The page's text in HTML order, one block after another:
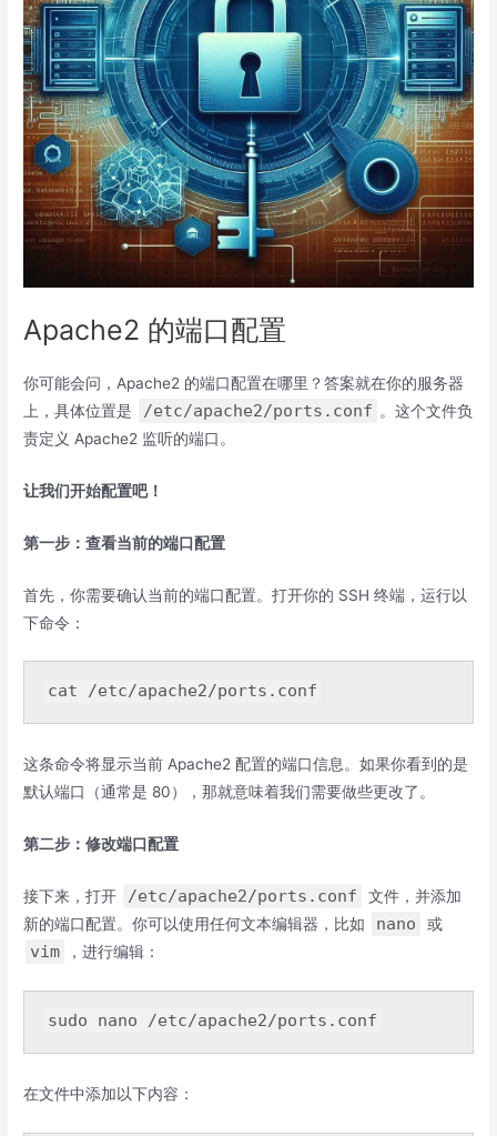
Apache2 的端口配置
你可能会问，Apache2 的端口配置在哪里？答案就在你的服务器
上，具体位置是
/etc/apache2/ports.conf 。这个文件负
责定义 Apache2 监听的端口。
让我们开始配置吧！
第一步：查看当前的端口配置
首先，你需要确认当前的端口配置。打开你的 SSH 终端，运行以
下命令：
cat /etc/apache2/ports. conf
这条命令将显示当前 Apache2 配置的端口信息。如果你看到的是
默认端口（通常是 80），那就意味着我们需要做些更改了。
第二步：修改端口配置
接下来，打开 /etc/apache2/ports.conf
文件，并添加
新的端口配置。你可以使用任何文本编辑器，比如
nano 或
vim ，进行编辑：
sudo nano /etc/apache2/ports.conf
在文件中添加以下内容：